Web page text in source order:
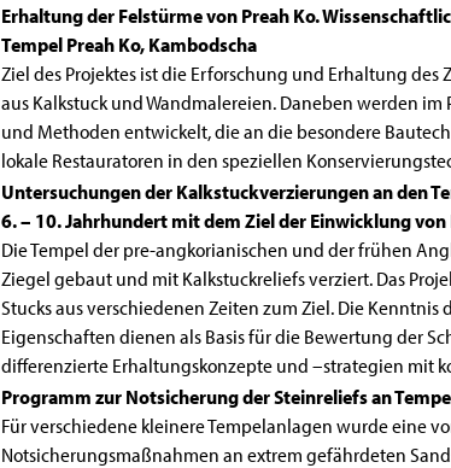
Erhaltung der Felstürme von Preah Ko.
Tempel Preah Ko, Kambodscha
Ziel des Projektes ist die Erforschung und Erhaltung
aus Kalkstuck und Wandmalereien. Daneben wer­den
und Methoden entwickelt, die an die besondere
lokale Restauratoren in den speziellen
Untersuchungen der Kalkstuckverzierungen an den
6. – 10. Jahrhundert mit dem Ziel der Einwicklung
Die Tempel der pre-angkorianischen und der frühen
Ziegel gebaut und mit Kalkstuckreliefs verziert. Das
Stucks aus verschiedenen Zeiten zum Ziel. Die
Eigenschaften dienen als Basis für die Bewertung der
differenzierte Erhaltungskonzepte und –strategien mit
Programm zur Notsicherung der Steinreliefs an
Für verschiedene kleinere Tempelanlagen wurde eine
Notsicherungsmaßnahmen an extrem gefährdeten